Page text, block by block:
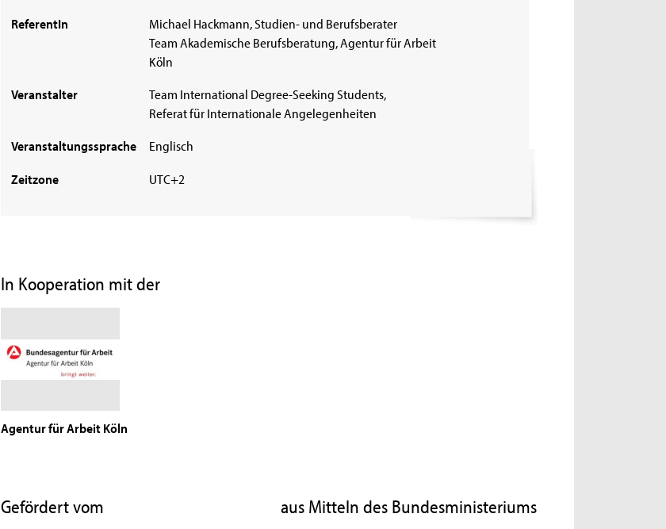
ReferentIn
Michael Hackmann, Studien- und Berufsberater
Team Akademische Berufsberatung, Agentur für Arbeit
Köln
Veranstalter
Team International Degree-Seeking Students,
Referat für Internationale Angelegenheiten
Veranstaltungssprache
Englisch
Zeitzone
UTC+2
In Kooperation mit der
Agentur für Arbeit Köln
Gefördert vom aus Mitteln des Bundesministeriums